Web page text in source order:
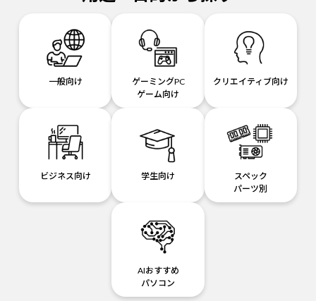
一般向け
ゲーミングPC
ゲーム向け
クリエイティブ向け
ビジネス向け 学生向け
スペック
パーツ別
AIおすすめ
パソコン